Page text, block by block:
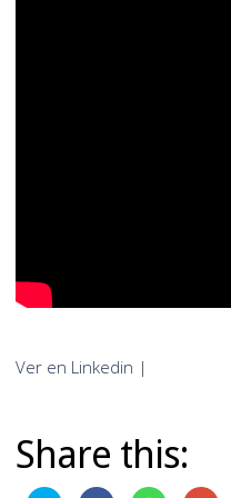
Ver en Linkedin |
Share this: